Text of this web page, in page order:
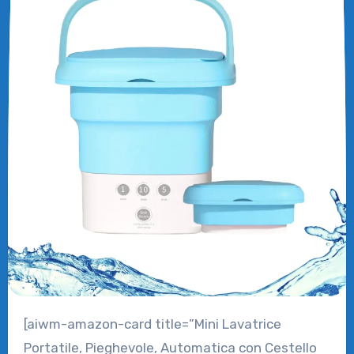
[aiwm-amazon-card title=”Mini Lavatrice
Portatile, Pieghevole, Automatica con Cestello